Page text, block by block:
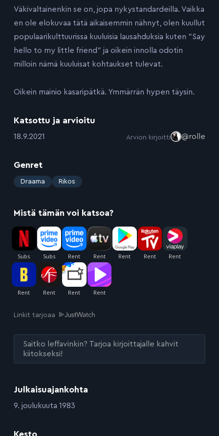
Julkaisuajankohta
:9. joulukuuta 1983
Kesto
Väkivaltainenkin se on, jopa nykystandardeilla. Vaikka
en ole elokuvaa tätä aikaisemmin nähnyt, olen kuullut
populaarikulttuurissa kuuluisia lausahduksia kuten ”Say
hello to my little friend” ja oikein innolla odotin
milloin nämä kuuluisat kohtaukset tulevat.
Oikein mainio kasaripätkä. Ymmärrän hypen täysin.
Katsottu ja arvioitu
:18.9.2021 Arvion kirjoitti @rolle
Genret
: Draama Rikos
Mistä tämän voi katsoa?
Linkit tarjoaa
Saitko leffavinkin? Tarjoa kirjoittajalle kahvit
kiitokseksi!